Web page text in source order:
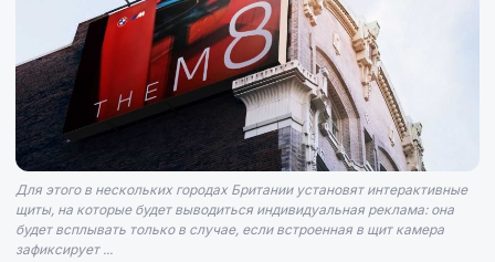
Для этого в нескольких городах Британии установят интерактивные
щиты, на которые будет выводиться индивидуальная реклама: она
будет всплывать только в случае, если встроенная в щит камера
зафиксирует ...